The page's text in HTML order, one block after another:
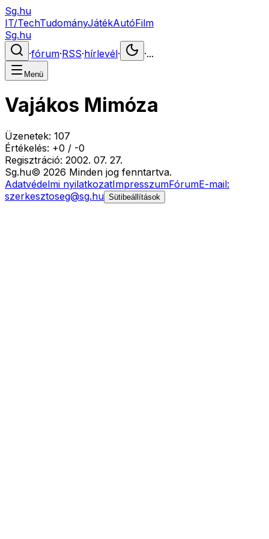
Sg.hu
IT/TechTudományJátékAutóFilm
Sg.hu
·fórum·RSS·hírlevél· ·...
Menü
Vajákos Mimóza
Üzenetek: 107
Értékelés: +0 / -0
Regisztráció: 2002. 07. 27.
Sg.hu© 2026 Minden jog fenntartva.
Adatvédelmi nyilatkozatImpresszumFórumE-mail:
szerkesztoseg@sg.hu Sütibeállítások